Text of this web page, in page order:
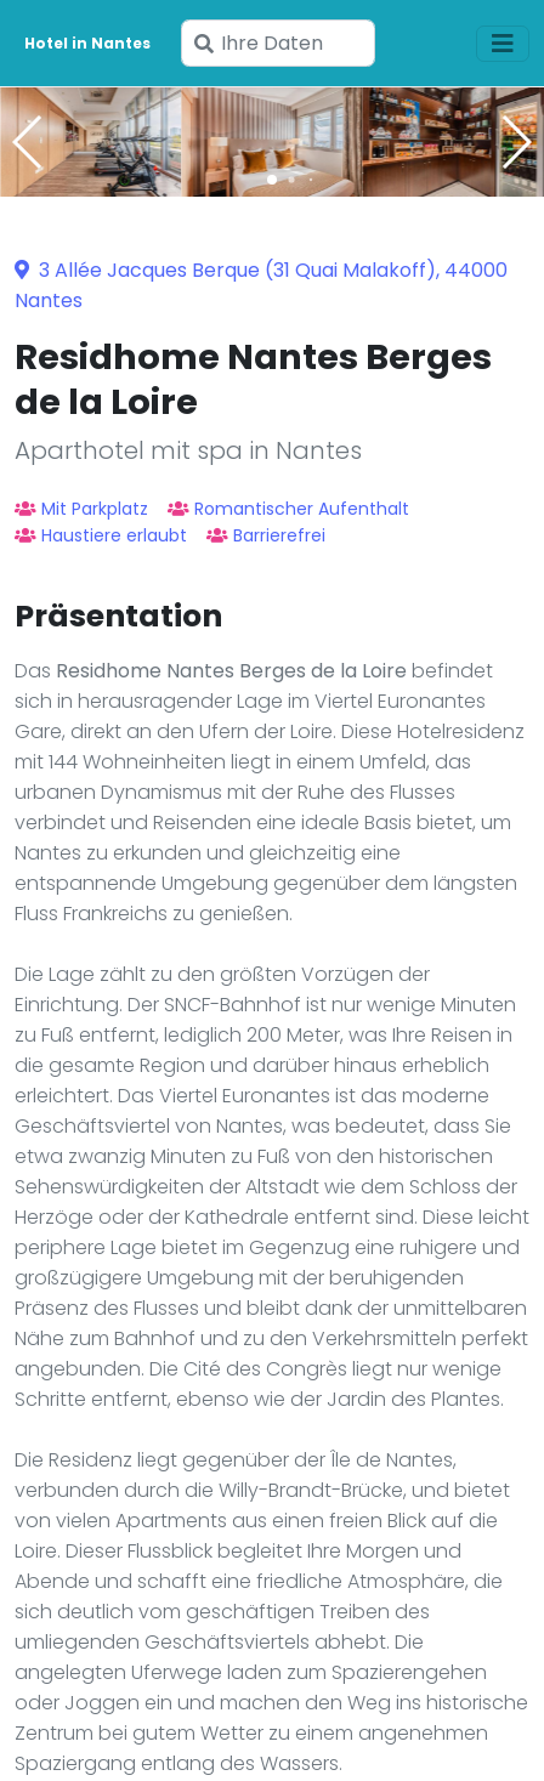
Hotel in Nantes
Geben
Sie
Ihre
Daten
ein
3 Allée Jacques Berque (31 Quai Malakoff), 44000
Nantes
Residhome Nantes Berges
de la Loire
Aparthotel mit spa in Nantes
Mit Parkplatz
Romantischer Aufenthalt
Haustiere erlaubt
Barrierefrei
Präsentation
Das Residhome Nantes Berges de la Loire befindet
sich in herausragender Lage im Viertel Euronantes
Gare, direkt an den Ufern der Loire. Diese Hotelresidenz
mit 144 Wohneinheiten liegt in einem Umfeld, das
urbanen Dynamismus mit der Ruhe des Flusses
verbindet und Reisenden eine ideale Basis bietet, um
Nantes zu erkunden und gleichzeitig eine
entspannende Umgebung gegenüber dem längsten
Fluss Frankreichs zu genießen.
Die Lage zählt zu den größten Vorzügen der
Einrichtung. Der SNCF-Bahnhof ist nur wenige Minuten
zu Fuß entfernt, lediglich 200 Meter, was Ihre Reisen in
die gesamte Region und darüber hinaus erheblich
erleichtert. Das Viertel Euronantes ist das moderne
Geschäftsviertel von Nantes, was bedeutet, dass Sie
etwa zwanzig Minuten zu Fuß von den historischen
Sehenswürdigkeiten der Altstadt wie dem Schloss der
Herzöge oder der Kathedrale entfernt sind. Diese leicht
periphere Lage bietet im Gegenzug eine ruhigere und
großzügigere Umgebung mit der beruhigenden
Präsenz des Flusses und bleibt dank der unmittelbaren
Nähe zum Bahnhof und zu den Verkehrsmitteln perfekt
angebunden. Die Cité des Congrès liegt nur wenige
Schritte entfernt, ebenso wie der Jardin des Plantes.
Die Residenz liegt gegenüber der Île de Nantes,
verbunden durch die Willy-Brandt-Brücke, und bietet
von vielen Apartments aus einen freien Blick auf die
Loire. Dieser Flussblick begleitet Ihre Morgen und
Abende und schafft eine friedliche Atmosphäre, die
sich deutlich vom geschäftigen Treiben des
umliegenden Geschäftsviertels abhebt. Die
angelegten Uferwege laden zum Spazierengehen
oder Joggen ein und machen den Weg ins historische
Zentrum bei gutem Wetter zu einem angenehmen
Spaziergang entlang des Wassers.